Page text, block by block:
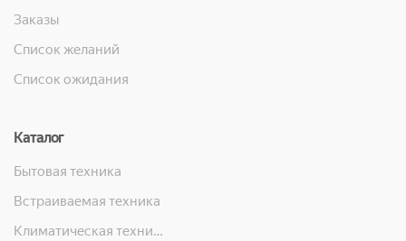
Заказы
Список желаний
Список ожидания
Каталог
Бытовая техника
Встраиваемая техника
Климатическая техника